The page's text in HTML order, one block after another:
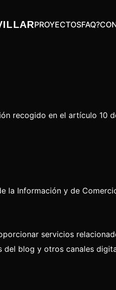
PROYECTOSFAQ?
recogido en el artículo 10
la Información y de
servicios
del blog y otros canales